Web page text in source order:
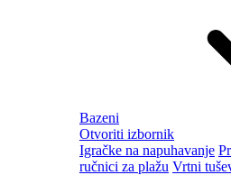
Bazeni
Otvoriti izbornik
Igračke na napuhavanje
ručnici za plažu Vrtni